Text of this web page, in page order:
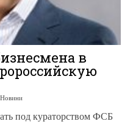
в
Новини
под кураторством ФСБ